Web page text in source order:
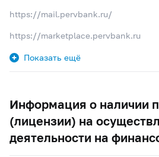
https://mail.pervbank.ru/
https://marketplace.pervbank.ru
Показать ещё
Информация о наличии
(лицензии) на
деятельности на